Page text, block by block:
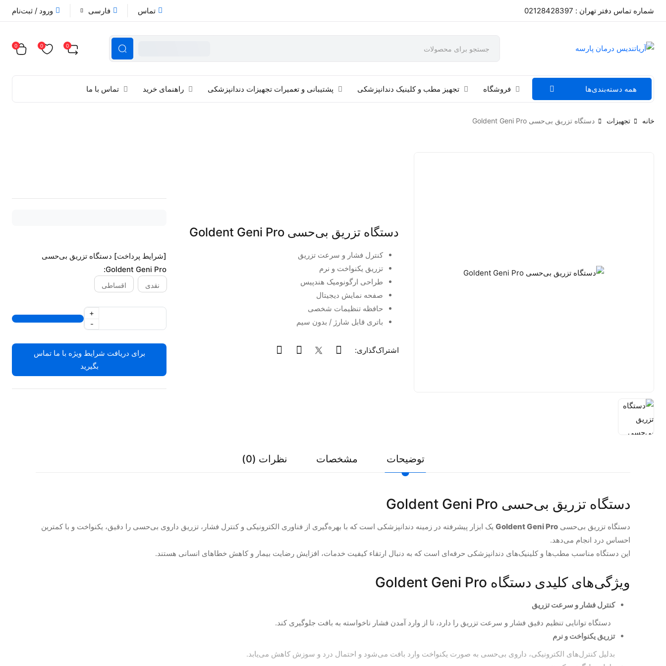
شماره تماس دفتر تهران : 02128428397 تماس فارسی ورود / ثبت‌نام
0
0
0
همه دسته‌بندی‌ها فروشگاه تجهیز مطب و کلینیک دندانپزشکی پشتیبانی و تعمیرات تجهیزات دندانپزشکی راهنمای خرید تماس با ما
خانه تجهیزات دستگاه تزریق بی‌حسی Goldent Geni Pro
دستگاه تزریق بی‌حسی Goldent Geni Pro
کنترل فشار و سرعت تزریق
تزریق یکنواخت و نرم
طراحی ارگونومیک هندپیس
صفحه نمایش دیجیتال
حافظه تنظیمات شخصی
باتری قابل شارژ / بدون سیم
اشتراک‌گذاری:
[شرایط پرداخت] دستگاه تزریق بی‌حسی
Goldent Geni Pro:
نقدی اقساطی
-
+
برای دریافت شرایط ویژه با ما تماس
بگیرید
توضیحات مشخصات نظرات (0)
دستگاه تزریق بی‌حسی Goldent Geni Pro
دستگاه تزریق بی‌حسیGoldent Geni Pro یک ابزار پیشرفته در زمینه دندانپزشکی است که با بهره‌گیری از فناوری الکترونیکی و کنترل فشار، تزریق داروی بی‌حسی را دقیق، یکنواخت و با کمترین
احساس درد انجام می‌دهد.
این دستگاه مناسب مطب‌ها و کلینیک‌های دندانپزشکی حرفه‌ای است که به دنبال ارتقاء کیفیت خدمات، افزایش رضایت بیمار و کاهش خطاهای انسانی هستند.
ویژگی‌های کلیدی دستگاه Goldent Geni Pro
کنترل فشار و سرعت تزریق
دستگاه توانایی تنظیم دقیق فشار و سرعت تزریق را دارد، تا از وارد آمدن فشار ناخواسته به بافت جلوگیری کند.
تزریق یکنواخت و نرم
بدلیل کنترل‌های الکترونیکی، داروی بی‌حسی به صورت یکنواخت وارد بافت می‌شود و احتمال درد و سوزش کاهش می‌یابد.